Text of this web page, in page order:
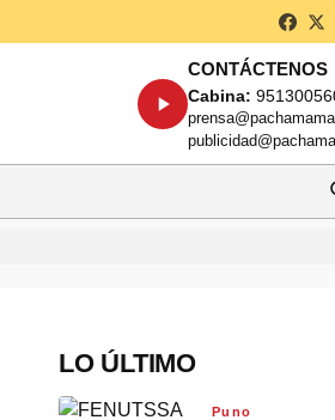
CONTÁCTENOS
Cabina:
LO ÚLTIMO
Puno